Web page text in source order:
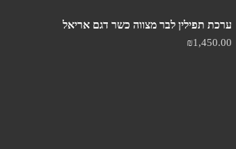
ערכת תפילין לבר מצווה כשר דגם אריאל
₪1,450.00